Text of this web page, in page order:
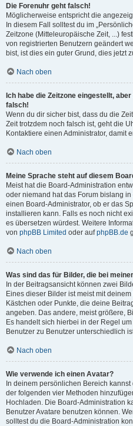
Die Forenuhr geht falsch!
Möglicherweise entspricht die
In diesem Fall solltest du im
Zeitzone (Mitteleuropäische Zeit, ...)
von registrierten Benutzern geändert
bist, ist dies ein guter Grund, dies jetzt
Nach oben
Ich habe die Zeitzone eingestellt,
falsch!
Wenn du dir sicher bist, dass du die
Zeit trotzdem noch falsch ist, geht die
Kontaktiere einen Administrator, damit
Nach oben
Meine Sprache steht auf diesem
Meist hat die Board-Administration
oder niemand hat das Forum bislang
einen Board-Administrator, ob er das
installieren kann. Falls es noch nicht
es übersetzen würdest. Weitere
von phpBB Limited oder aufphpBB.de
Nach oben
Was sind das für Bilder, die bei
In der Beitragsansicht können zwei
Eines dieser Bilder ist meist mit
Kästchen oder Punkte, die deine
angeben. Das andere, meist größere,
Es handelt sich hierbei in der Regel
Benutzer zu Benutzer unterschiedlich
Nach oben
Wie verwende ich einen Avatar?
In deinem persönlichen Bereich
der folgenden vier Methoden
Hochladen. Die Board-Administration
Benutzer Avatare benutzen können.
solltest du die Board-Administration